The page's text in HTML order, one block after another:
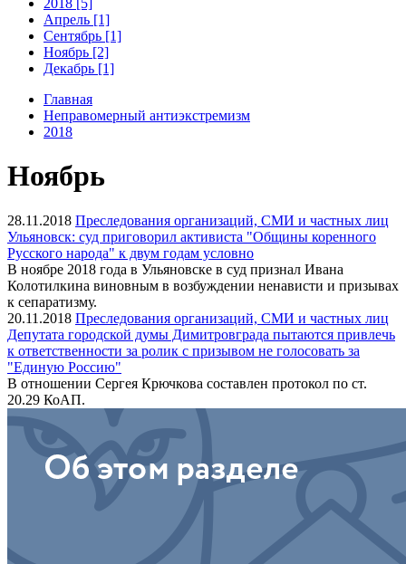
2018 [5]
Апрель [1]
Сентябрь [1]
Ноябрь [2]
Декабрь [1]
Главная
Неправомерный антиэкстремизм
2018
Ноябрь
28.11.2018 Преследования организаций, СМИ и частных лиц
Ульяновск: суд приговорил активиста "Общины коренного
Русского народа" к двум годам условно
В ноябре 2018 года в Ульяновске в суд признал Ивана
Колотилкина виновным в возбуждении ненависти и призывах
к сепаратизму.
20.11.2018 Преследования организаций, СМИ и частных лиц
Депутата городской думы Димитровграда пытаются привлечь
к ответственности за ролик с призывом не голосовать за
"Единую Россию"
В отношении Сергея Крючкова составлен протокол по ст.
20.29 КоАП.